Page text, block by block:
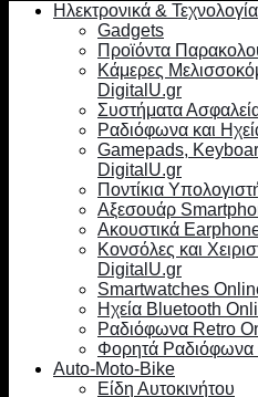
Ηλεκτρονικά & Τεχνολογία
Gadgets
Προϊόντα
Κάμερες
DigitalU.gr
Συστήματα
Ραδιόφωνα και
Gamepads,
DigitalU.gr
Ποντίκια
Αξεσουάρ
Ακουστικά
Κονσόλες και
DigitalU.gr
Smartwatches
Ηχεία Bluetooth
Ραδιόφωνα Retro
Φορητά
Auto-Moto-Bike
Είδη Αυτοκινήτου